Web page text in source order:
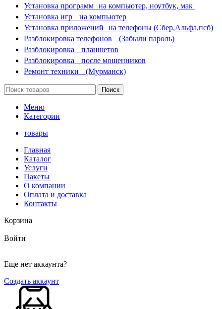
Установка программ на компьютер, ноутбук, мак
Установка игр на компьютер
Установка приложений на телефоны (Сбер,Альфа,псб)
Разблокировка телефонов (Забыли пароль)
Разблокировка планшетов
Разблокировка после мошенников
Ремонт техники (Мурманск)
Поиск
Меню
Категории
товары
Главная
Каталог
Услуги
Пакеты
О компании
Оплата и доставка
Контакты
Корзина
Войти
Еще нет аккаунта?
Создать аккаунт